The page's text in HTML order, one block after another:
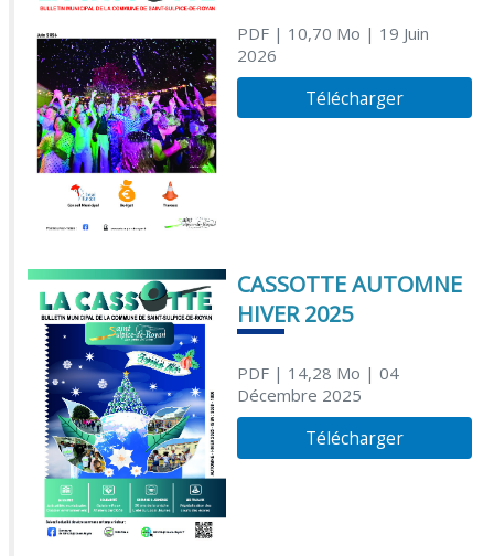
PDF| 10,70 Mo | 19 Juin
2026
Télécharger
CASSOTTE AUTOMNE
HIVER 2025
PDF| 14,28 Mo | 04
Décembre 2025
Télécharger